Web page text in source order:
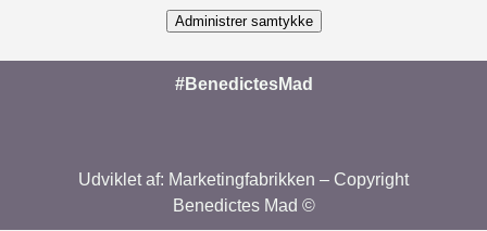
Administrer samtykke
#BenedictesMad
Udviklet af: Marketingfabrikken – Copyright
Benedictes Mad ©